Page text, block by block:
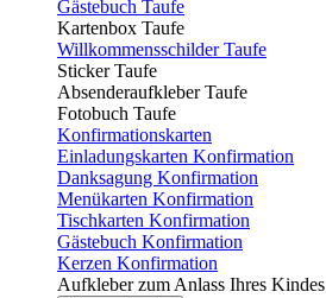
Gästebuch Taufe
Kartenbox Taufe
Willkommensschilder Taufe
Sticker Taufe
Absenderaufkleber Taufe
Fotobuch Taufe
Konfirmationskarten
Einladungskarten Konfirmation
Danksagung Konfirmation
Menükarten Konfirmation
Tischkarten Konfirmation
Gästebuch Konfirmation
Kerzen Konfirmation
Aufkleber zum Anlass Ihres Kindes